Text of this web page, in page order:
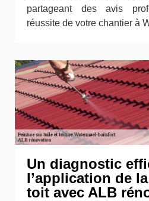
partageant des avis
réussite de votre chantier à
Un diagnostic
l’application de
toit avec ALB